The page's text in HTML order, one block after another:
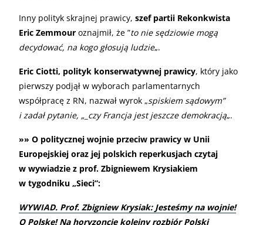
Inny polityk skrajnej prawicy, szef partii Rekonkwista
Eric Zemmour oznajmił, że ”to nie sędziowie mogą
decydować, na kogo głosują ludzie„.
Eric Ciotti, polityk konserwatywnej prawicy, który jako
pierwszy podjął w wyborach parlamentarnych
współpracę z RN, nazwał wyrok „spiskiem sądowym”
i zadał pytanie, „_czy Francja jest jeszcze demokracją„.
»» O politycznej wojnie przeciw prawicy w Unii
Europejskiej oraz jej polskich reperkusjach czytaj
w wywiadzie z prof. Zbigniewem Krysiakiem
w tygodniku „Sieci”:
WYWIAD. Prof. Zbigniew Krysiak: Jesteśmy na wojnie!
O Polskę! Na horyzoncie kolejny rozbiór Polski